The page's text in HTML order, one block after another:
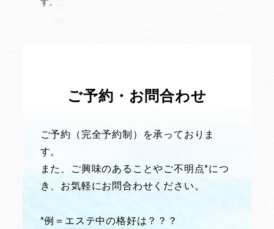
ご予約・お問合わせ
ご予約（完全予約制）を承っておりま
す。
また、ご興味のあることやご不明点*につ
き、お気軽にお問合わせください。
*例＝エステ中の格好は？？？